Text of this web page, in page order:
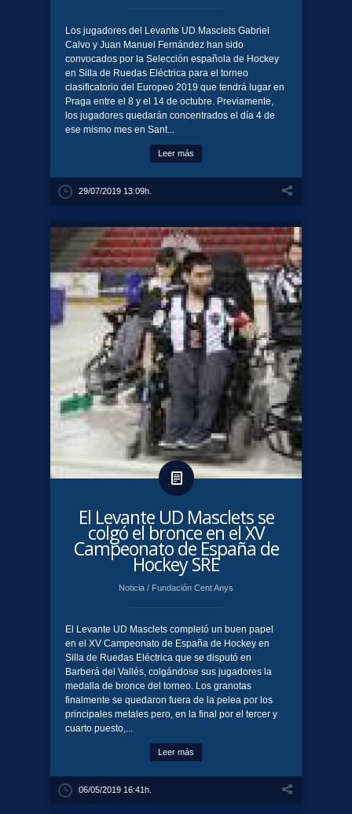
Los jugadores del Levante UD Masclets Gabriel
Calvo y Juan Manuel Fernández han sido
convocados por la Selección española de Hockey
en Silla de Ruedas Eléctrica para el torneo
clasificatorio del Europeo 2019 que tendrá lugar en
Praga entre el 8 y el 14 de octubre. Previamente,
los jugadores quedarán concentrados el día 4 de
ese mismo mes en Sant...
Leer más
29/07/2019 13:09h.
El Levante UD Masclets se
colgó el bronce en el XV
Campeonato de España de
Hockey SRE
Noticia / Fundación Cent Anys
El Levante UD Masclets completó un buen papel
en el XV Campeonato de España de Hockey en
Silla de Ruedas Eléctrica que se disputó en
Barberá del Vallés, colgándose sus jugadores la
medalla de bronce del torneo. Los granotas
finalmente se quedaron fuera de la pelea por los
principales metales pero, en la final por el tercer y
cuarto puesto,...
Leer más
06/05/2019 16:41h.